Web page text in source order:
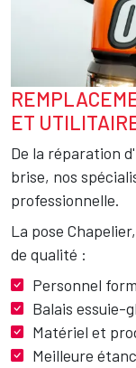
Texte
ET
De la réparation
brise, nos
professionnelle.
La pose
de qualité :
Personnel
Balais essuie-
Matériel et
Meilleure